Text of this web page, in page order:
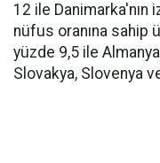
12 ile
nüfus oranına sahip
yüzde 9,5 ile
Slovakya, Slovenya